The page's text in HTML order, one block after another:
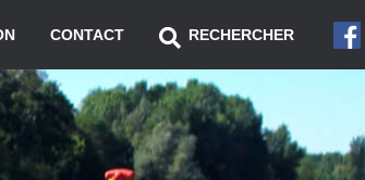
CONTACT RECHERCHER